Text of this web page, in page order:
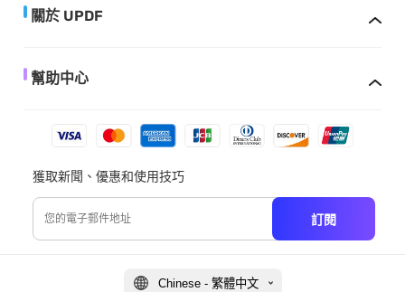
關於 UPDF
幫助中心
獲取新聞、優惠和使用技巧
訂閱
Chinese - 繁體中文